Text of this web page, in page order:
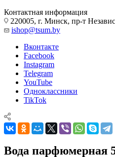
Контактная информация
220005, г. Минск, пр-т
ishop@tsum.by
Вконтакте
Facebook
Instagram
Telegram
YouTube
Одноклассники
TikTok
Вода парфюмерная